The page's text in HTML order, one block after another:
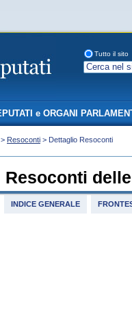
Tutto il sito
e ORGANI
> Resoconti > Dettaglio Resoconti
Resoconti
INDICE GENERALE